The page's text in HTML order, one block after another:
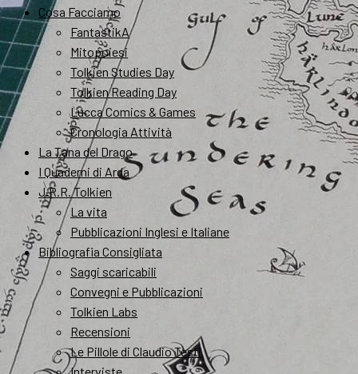
Cosa Facciamo
FantastikA
Mitopoiesi
Tolkien Studies Day
Tolkien Reading Day
Lucca Comics & Games
Cronologia Attività
La Tana del Drago
I Quaderni di Arda
J.R.R. Tolkien
La vita
Pubblicazioni Inglesi e Italiane
Bibliografia Consigliata
Saggi scaricabili
Convegni e Pubblicazioni
Tolkien Labs
Recensioni
Le Pillole di Claudio Testi